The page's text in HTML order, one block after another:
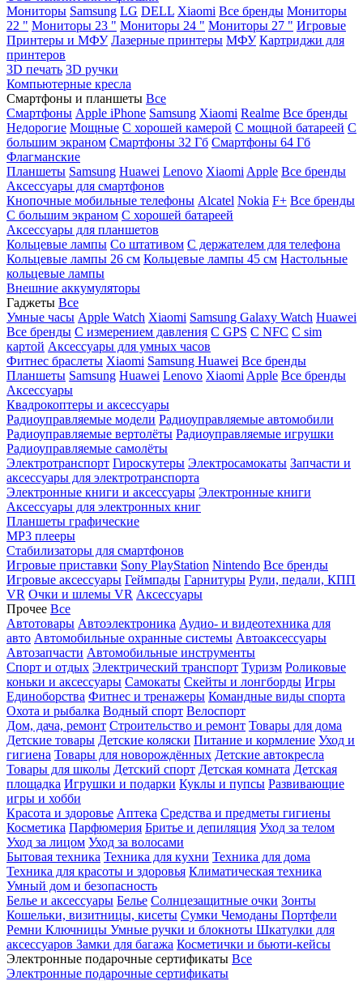
Мониторы Samsung LG DELL Xiaomi Все бренды Мониторы
22 " Мониторы 23 " Мониторы 24 " Мониторы 27 " Игровые
Принтеры и МФУ Лазерные принтеры МФУ Картриджи для
принтеров
3D печать 3D ручки
Компьютерные кресла
Смартфоны и планшеты Все
Смартфоны Apple iPhone Samsung Xiaomi Realme Все бренды
Недорогие Мощные С хорошей камерой С мощной батареей С
большим экраном Смартфоны 32 Гб Смартфоны 64 Гб
Флагманские
Планшеты Samsung Huawei Lenovo Xiaomi Apple Все бренды
Аксессуары для смартфонов
Кнопочные мобильные телефоны Alcatel Nokia F+ Все бренды
С большим экраном С хорошей батареей
Аксессуары для планшетов
Кольцевые лампы Со штативом C держателем для телефона
Кольцевые лампы 26 см Кольцевые лампы 45 см Настольные
кольцевые лампы
Внешние аккумуляторы
Гаджеты Все
Умные часы Apple Watch Xiaomi Samsung Galaxy Watch Huawei
Все бренды C измерением давления C GPS C NFC C sim
картой Аксессуары для умных часов
Фитнес браслеты Xiaomi Samsung Huawei Все бренды
Планшеты Samsung Huawei Lenovo Xiaomi Apple Все бренды
Аксессуары
Квадрокоптеры и аксессуары
Радиоуправляемые модели Радиоуправляемые автомобили
Радиоуправляемые вертолёты Радиоуправляемые игрушки
Радиоуправляемые самолёты
Электротранспорт Гироскутеры Электросамокаты Запчасти и
аксессуары для электротранспорта
Электронные книги и аксессуары Электронные книги
Аксессуары для электронных книг
Планшеты графические
MP3 плееры
Стабилизаторы для смартфонов
Игровые приставки Sony PlayStation Nintendo Все бренды
Игровые аксессуары Геймпады Гарнитуры Рули, педали, КПП
VR Очки и шлемы VR Аксессуары
Прочее Все
Автотовары Автоэлектроника Аудио- и видеотехника для
авто Автомобильные охранные системы Автоаксессуары
Автозапчасти Автомобильные инструменты
Спорт и отдых Электрический транспорт Туризм Роликовые
коньки и аксессуары Самокаты Скейты и лонгборды Игры
Единоборства Фитнес и тренажеры Командные виды спорта
Охота и рыбалка Водный спорт Велоспорт
Дом, дача, ремонт Строительство и ремонт Товары для дома
Детские товары Детские коляски Питание и кормление Уход и
гигиена Товары для новорождённых Детские автокресла
Товары для школы Детский спорт Детская комната Детская
площадка Игрушки и подарки Куклы и пупсы Развивающие
игры и хобби
Красота и здоровье Аптека Средства и предметы гигиены
Косметика Парфюмерия Бритье и депиляция Уход за телом
Уход за лицом Уход за волосами
Бытовая техника Техника для кухни Техника для дома
Техника для красоты и здоровья Климатическая техника
Умный дом и безопасность
Белье и аксессуары Белье Солнцезащитные очки Зонты
Кошельки, визитницы, кисеты Сумки Чемоданы Портфели
Ремни Ключницы Умные ручки и блокноты Шкатулки для
аксессуаров Замки для багажа Косметички и бьюти-кейсы
Электронные подарочные сертификаты Все
Электронные подарочные сертификаты